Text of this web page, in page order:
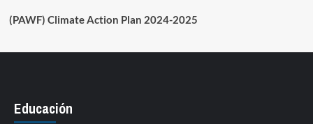
(PAWF) Climate Action Plan 2024-2025
Educación